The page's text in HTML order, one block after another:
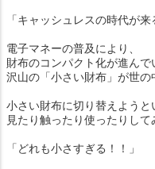
「キャッシュレスの時代が来
電子マネーの普及により、
財布のコンパクト化が進んで
沢山の「小さい財布」が世の
小さい財布に切り替えようと
見たり触ったり使ったりして
「どれも小さすぎる！！」